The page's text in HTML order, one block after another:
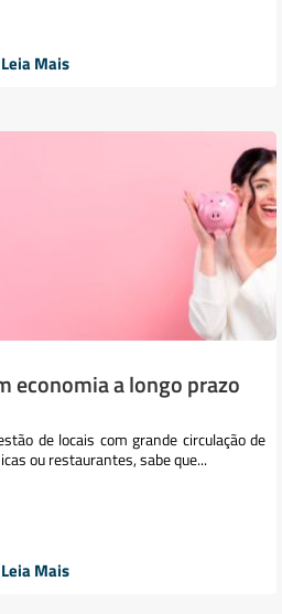
Leia Mais
economia a longo prazo
de locais com grande circulação de
ou restaurantes, sabe que...
Leia Mais